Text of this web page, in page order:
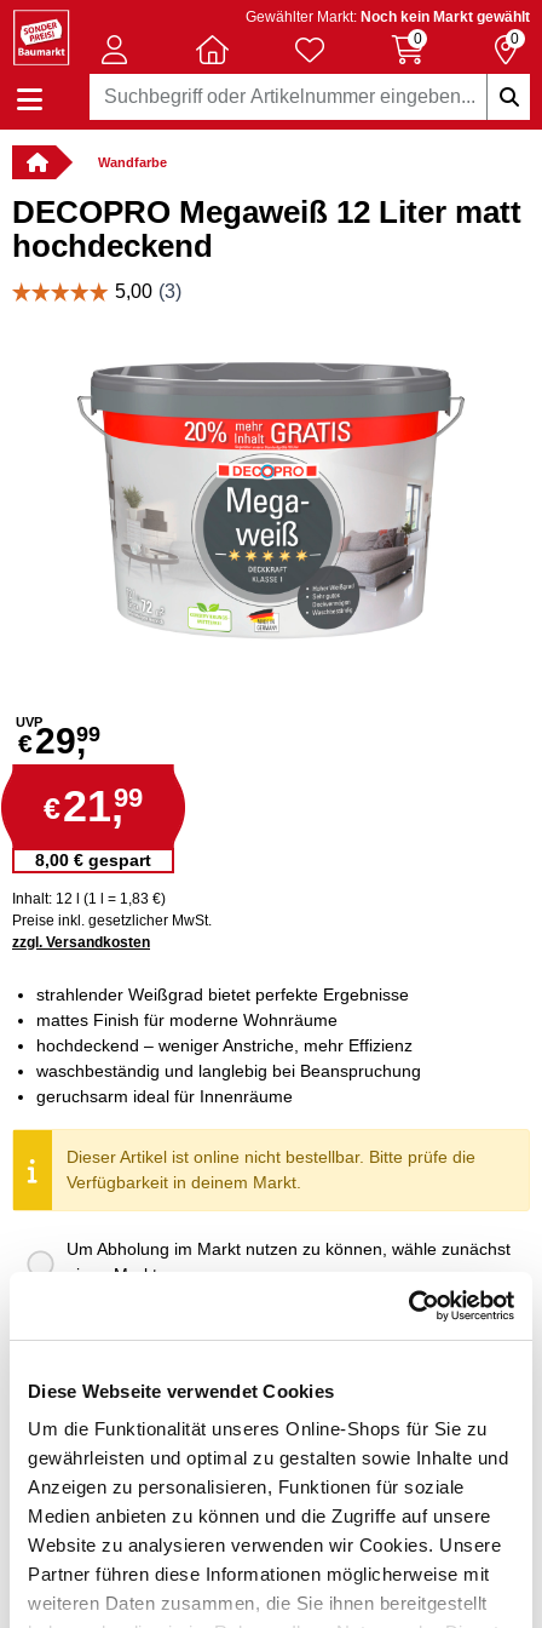
Diese Webseite verwendet Cookies
Um die Funktionalität unseres Online-Shops für Sie zu
gewährleisten und optimal zu gestalten sowie Inhalte und
Anzeigen zu personalisieren, Funktionen für soziale
Medien anbieten zu können und die Zugriffe auf unsere
Website zu analysieren verwenden wir Cookies. Unsere
Partner führen diese Informationen möglicherweise mit
weiteren Daten zusammen, die Sie ihnen bereitgestellt
Gewählter Markt: Noch kein Markt gewählt
0
0
Wandfarbe
DECOPRO Megaweiß 12 Liter matt
hochdeckend
UVP
€29,99
€21,99
8,00 € gespart
Inhalt: 12 l (1 l = 1,83 €)
Preise inkl. gesetzlicher MwSt.
zzgl. Versandkosten
strahlender Weißgrad bietet perfekte Ergebnisse
mattes Finish für moderne Wohnräume
hochdeckend – weniger Anstriche, mehr Effizienz
waschbeständig und langlebig bei Beanspruchung
geruchsarm ideal für Innenräume
Dieser Artikel ist online nicht bestellbar. Bitte prüfe die
Verfügbarkeit in deinem Markt.
Um Abholung im Markt nutzen zu können, wähle zunächst
einen Markt
Menge
In den Warenkorb
Merken
ZUBEHÖR UND PASSENDE ARTIKEL: